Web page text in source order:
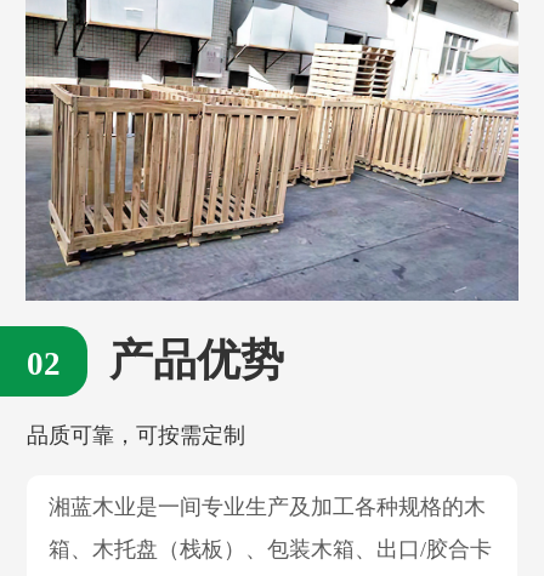
产品优势
品质可靠，可按需定制
湘蓝木业是一间专业生产及加工各种规格的木
箱、木托盘（栈板）、包装木箱、出口/胶合卡